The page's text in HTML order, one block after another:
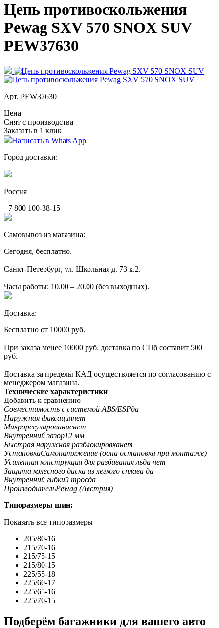
Цепь противоскольжения
Pewag SXV 570 SNOX SUV
PEW37630
Арт. PEW37630
Цена
Снят с производства
Заказать в 1 клик
Написать в Whats App
Город доставки:
Россия
+7 800 100-38-15
Самовывоз из магазина:
Сегодня, бесплатно.
Санкт-Петербург, ул. Школьная д. 73 к.2.
Часы работы: 10.00 – 20.00 (без выходных).
Доставка:
Бесплатно от 10000 руб.
При заказа менее 10000 руб. доставка по СПб составит 500
руб.
Доставка за пределы КАД осуществляется по согласованию с
менеджером магазина.
Технические характеристики
Добавить к сравнению
Совместимость с системой ABS/ESPда
Наружная фиксациянет
Микрорегулированиенет
Внутренний зазор12 мм
Быстрая наружная разблокировканет
УстановкаСамонатяжение (одна остановка при монтаже)
Усиленная конструкция для разбивания льда нет
Защита колесного диска из легкого сплава да
Внутренний гибкий тросда
ПроизводительPewag (Австрия)
Типоразмеры шин:
Показать все типоразмеры
205/80-16
215/70-16
215/75-15
215/80-15
225/55-18
225/60-17
225/65-16
225/70-15
Подберём багажники для вашего авто